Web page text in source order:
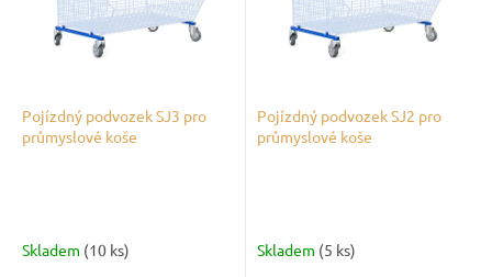
Pojízdný podvozek SJ3 pro
průmyslové koše
Skladem (10 ks)
Pojízdný podvozek SJ2 pro
průmyslové koše
Skladem (5 ks)